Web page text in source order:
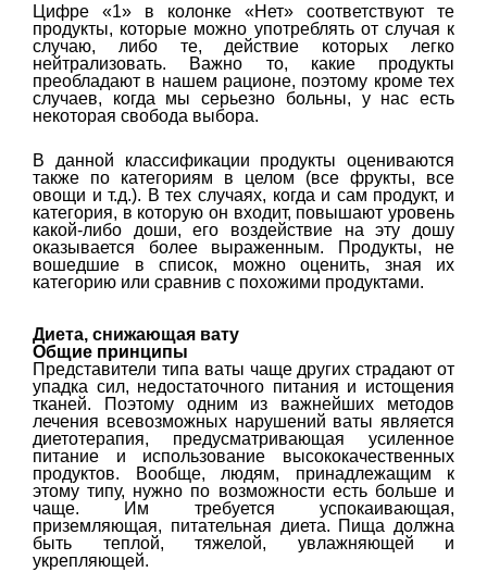
Цифре «1» в колонке «Нет» соответствуют те
продукты, которые можно употреблять от случая к
случаю, либо те, действие которых легко
нейтрализовать. Важно то, какие продукты
преобладают в нашем рационе, поэтому кроме тех
случаев, когда мы серьезно больны, у нас есть
некоторая свобода выбора.
В данной классификации продукты оцениваются
также по категориям в целом (все фрукты, все
овощи и т.д.). В тех случаях, когда и сам продукт, и
категория, в которую он входит, повышают уровень
какой-либо доши, его воздействие на эту дошу
оказывается более выраженным. Продукты, не
вошедшие в список, можно оценить, зная их
категорию или сравнив с похожими продуктами.
Диета, снижающая вату
Общие принципы
Представители типа ваты чаще других страдают от
упадка сил, недостаточного питания и истощения
тканей. Поэтому одним из важнейших методов
лечения всевозможных нарушений ваты является
диетотерапия, предусматривающая усиленное
питание и использование высококачественных
продуктов. Вообще, людям, принадлежащим к
этому типу, нужно по возможности есть больше и
чаще. Им требуется успокаивающая,
приземляющая, питательная диета. Пища должна
быть теплой, тяжелой, увлажняющей и
укрепляющей.